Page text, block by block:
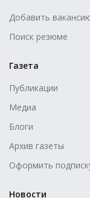
Добавить
Поиск резюме
Газета
Публикации
Медиа
Блоги
Архив газеты
Оформить
Новости